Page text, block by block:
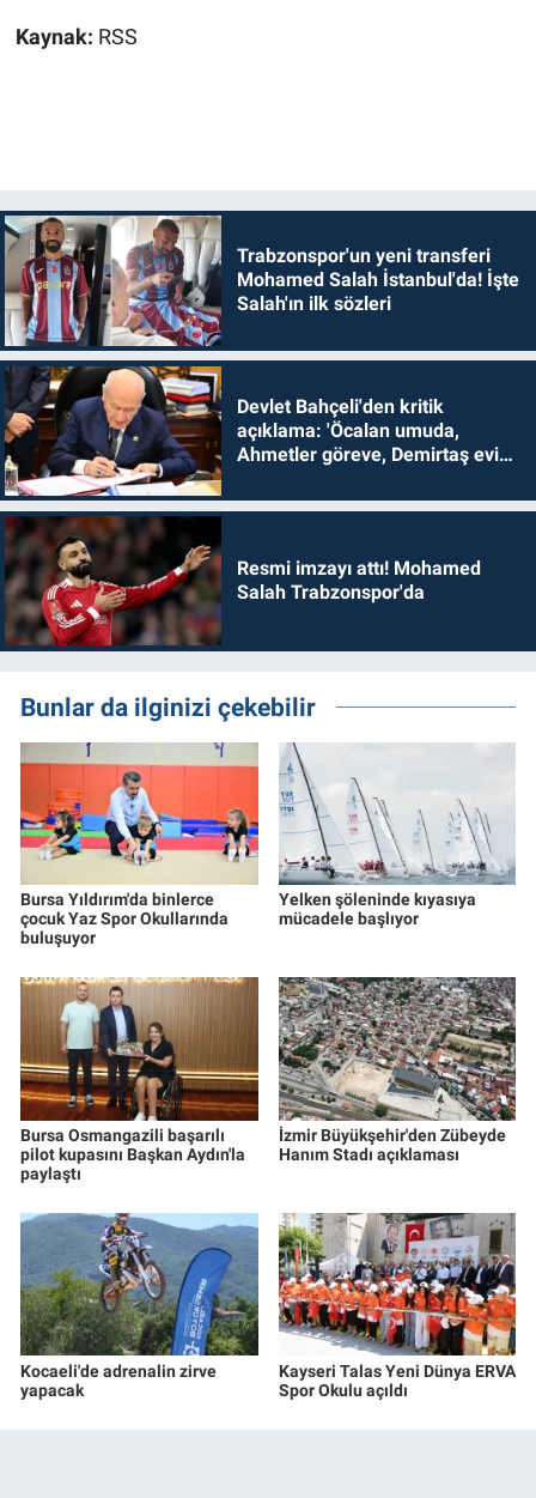
Kaynak: RSS
Trabzonspor'un yeni transferi
Mohamed Salah İstanbul'da! İşte
Salah'ın ilk sözleri
Devlet Bahçeli'den kritik
açıklama: 'Öcalan umuda,
Ahmetler göreve, Demirtaş evine
Resmi imzayı attı! Mohamed
Salah Trabzonspor'da
Bunlar da ilginizi çekebilir
Bursa Yıldırım'da binlerce
çocuk Yaz Spor Okullarında
buluşuyor
Yelken şöleninde kıyasıya
mücadele başlıyor
Bursa Osmangazili başarılı
pilot kupasını Başkan Aydın'la
paylaştı
İzmir Büyükşehir'den Zübeyde
Hanım Stadı açıklaması
Kocaeli'de adrenalin zirve
yapacak
Kayseri Talas Yeni Dünya ERVA
Spor Okulu açıldı